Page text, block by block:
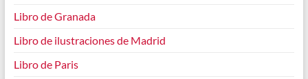
Libro de Granada
Libro de ilustraciones de Madrid
Libro de Paris